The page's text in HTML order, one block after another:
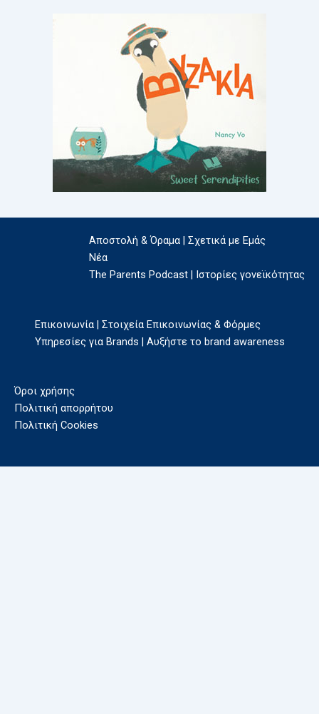
Αποστολή & Όραμα | Σχετικά με Εμάς
Νέα
The Parents Podcast | Ιστορίες γονεϊκότητας
Επικοινωνία | Στοιχεία Επικοινωνίας & Φόρμες
Υπηρεσίες για Brands | Αυξήστε το brand awareness
Όροι χρήσης
Πολιτική απορρήτου
Πολιτική Cookies